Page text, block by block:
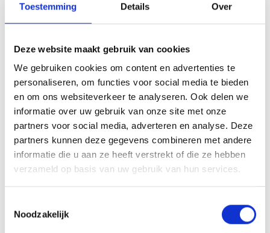
Toestemming Details Over
Deze website maakt gebruik van cookies
We gebruiken cookies om content en advertenties te
personaliseren, om functies voor social media te bieden
en om ons websiteverkeer te analyseren. Ook delen we
informatie over uw gebruik van onze site met onze
partners voor social media, adverteren en analyse. Deze
partners kunnen deze gegevens combineren met andere
informatie die u aan ze heeft verstrekt of die ze hebben
verzameld op basis van uw gebruik van hun services.
Noodzakelijk
Ecophon plafondplaten zijn er in verschillende
uitvoeringen en afmetingen. Denk aan 600×600 mm
Kantoorruimtes en vergaderruimtes
Onderwijsinstellingen
Gezondheidszorg
Horeca en retail
Entreehallen en receptieruimtes
(Semi-)buitenruimtes zoals overdekte terrassen
Bovendien zijn er verschillende montagemethoden
mogelijk. Of je nu kiest voor een inleg-, doorzak, of
verdekt systeem, wij zorgen dat het netjes wordt